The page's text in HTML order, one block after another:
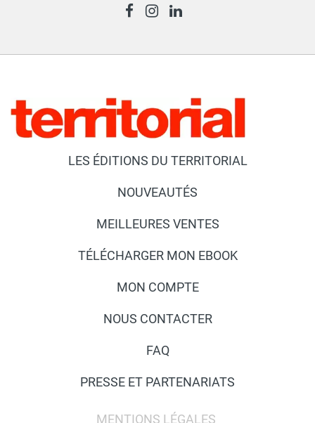
LES ÉDITIONS DU TERRITORIAL
NOUVEAUTÉS
MEILLEURES VENTES
TÉLÉCHARGER MON EBOOK
MON COMPTE
NOUS CONTACTER
FAQ
PRESSE ET PARTENARIATS
MENTIONS LÉGALES